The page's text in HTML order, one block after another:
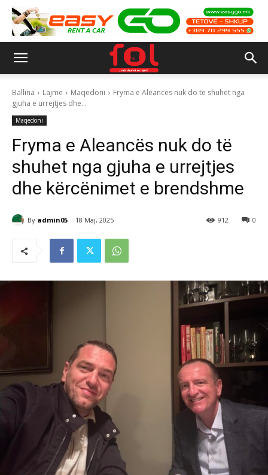
Ballina Lajme Maqedoni
Fryma e Aleancës nuk do të shuhet nga
gjuha e urrejtjes dhe...
Maqedoni
Fryma e Aleancës nuk do të
shuhet nga gjuha e urrejtjes
dhe kërcënimet e brendshme
By admin05 18 Maj, 2025 0
912